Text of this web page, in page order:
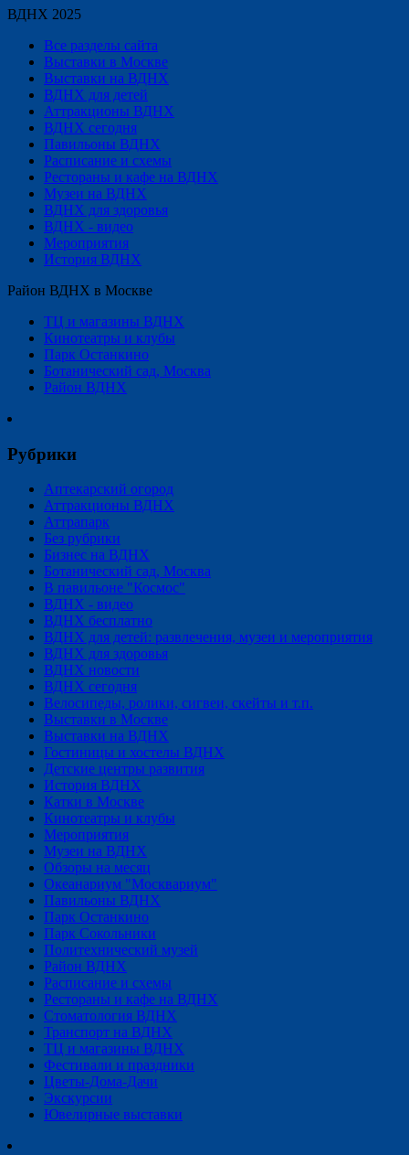
ВДНХ 2025
Все разделы сайта
Выставки в Москве
Выставки на ВДНХ
ВДНХ для детей
Аттракционы ВДНХ
ВДНХ сегодня
Павильоны ВДНХ
Расписание и схемы
Рестораны и кафе на ВДНХ
Музеи на ВДНХ
ВДНХ для здоровья
ВДНХ - видео
Мероприятия
История ВДНХ
Район ВДНХ в Москве
ТЦ и магазины ВДНХ
Кинотеатры и клубы
Парк Останкино
Ботанический сад, Москва
Район ВДНХ
Рубрики
Аптекарский огород
Аттракционы ВДНХ
Аттрапарк
Без рубрики
Бизнес на ВДНХ
Ботанический сад, Москва
В павильоне "Космос"
ВДНХ - видео
ВДНХ бесплатно
ВДНХ для детей: развлечения, музеи и мероприятия
ВДНХ для здоровья
ВДНХ новости
ВДНХ сегодня
Велосипеды, ролики, сигвеи, скейты и т.п.
Выставки в Москве
Выставки на ВДНХ
Гостиницы и хостелы ВДНХ
Детские центры развития
История ВДНХ
Катки в Москве
Кинотеатры и клубы
Мероприятия
Музеи на ВДНХ
Обзоры на месяц
Океанариум "Москвариум"
Павильоны ВДНХ
Парк Останкино
Парк Сокольники
Политехнический музей
Район ВДНХ
Расписание и схемы
Рестораны и кафе на ВДНХ
Стоматология ВДНХ
Транспорт на ВДНХ
ТЦ и магазины ВДНХ
Фестивали и праздники
Цветы-Дома-Дачи
Экскурсии
Ювелирные выставки